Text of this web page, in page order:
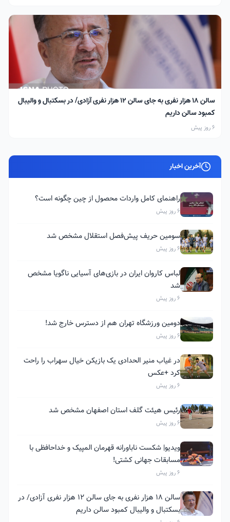
سالن ۱۸ هزار نفری به جای سالن ۱۲ هزار نفری آزادی/ در بسکتبال و والیبال
کمبود سالن داریم
6 روز پیش
آخرین اخبار
راهنمای کامل واردات محصول از چین چگونه است؟
6 روز پیش
سومین حریف پیش‌فصل استقلال مشخص شد
6 روز پیش
لباس کاروان ایران در بازی‌های آسیایی ناگویا مشخص
شد
6 روز پیش
دومین ورزشگاه تهران هم از دسترس خارج شد!
6 روز پیش
در غیاب منیر الحدادی یک بازیکن خیال سهراب را راحت
کرد +عکس
6 روز پیش
رئیس هیئت گلف استان اصفهان مشخص شد
6 روز پیش
ویدیو| شکست ناباورانه قهرمان المپیک و خداحافظی با
مسابقات جهانی کشتی!
6 روز پیش
سالن ۱۸ هزار نفری به جای سالن ۱۲ هزار نفری آزادی/ در
بسکتبال و والیبال کمبود سالن داریم